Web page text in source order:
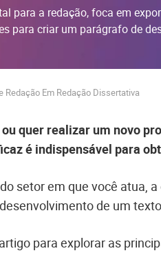
para a redação, foca em
para criar um parágrafo de
Redação Em Redação Dissertativa
quer realizar um novo
é indispensável para
setor em que você atua,
de um
para explorar as